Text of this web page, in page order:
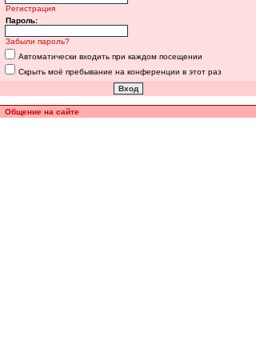
Регистрация
Пароль:
Забыли пароль?
Автоматически входить при каждом посещении
Скрыть моё пребывание на конференции в этот раз
Общение на сайте